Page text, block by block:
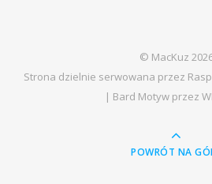
© MacKuz
Strona dzielnie serwowana przez
| Bard Motyw przez
POWRÓT NA